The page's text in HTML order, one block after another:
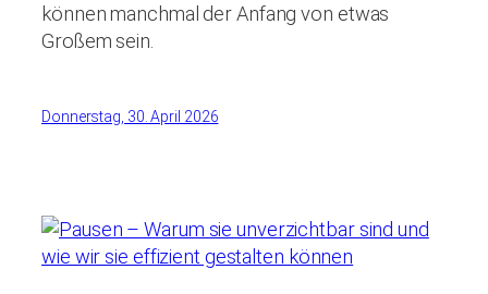
können manchmal der Anfang von etwas
Großem sein.
Donnerstag, 30. April 2026